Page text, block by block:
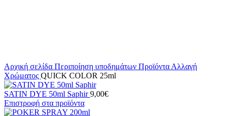
Αρχική σελίδα Περιποίηση υποδημάτων Προϊόντα Αλλαγή
Χρώματος QUICK COLOR 25ml
SATIN DYE 50ml Saphir9,00€
Επιστροφή στα προϊόντα